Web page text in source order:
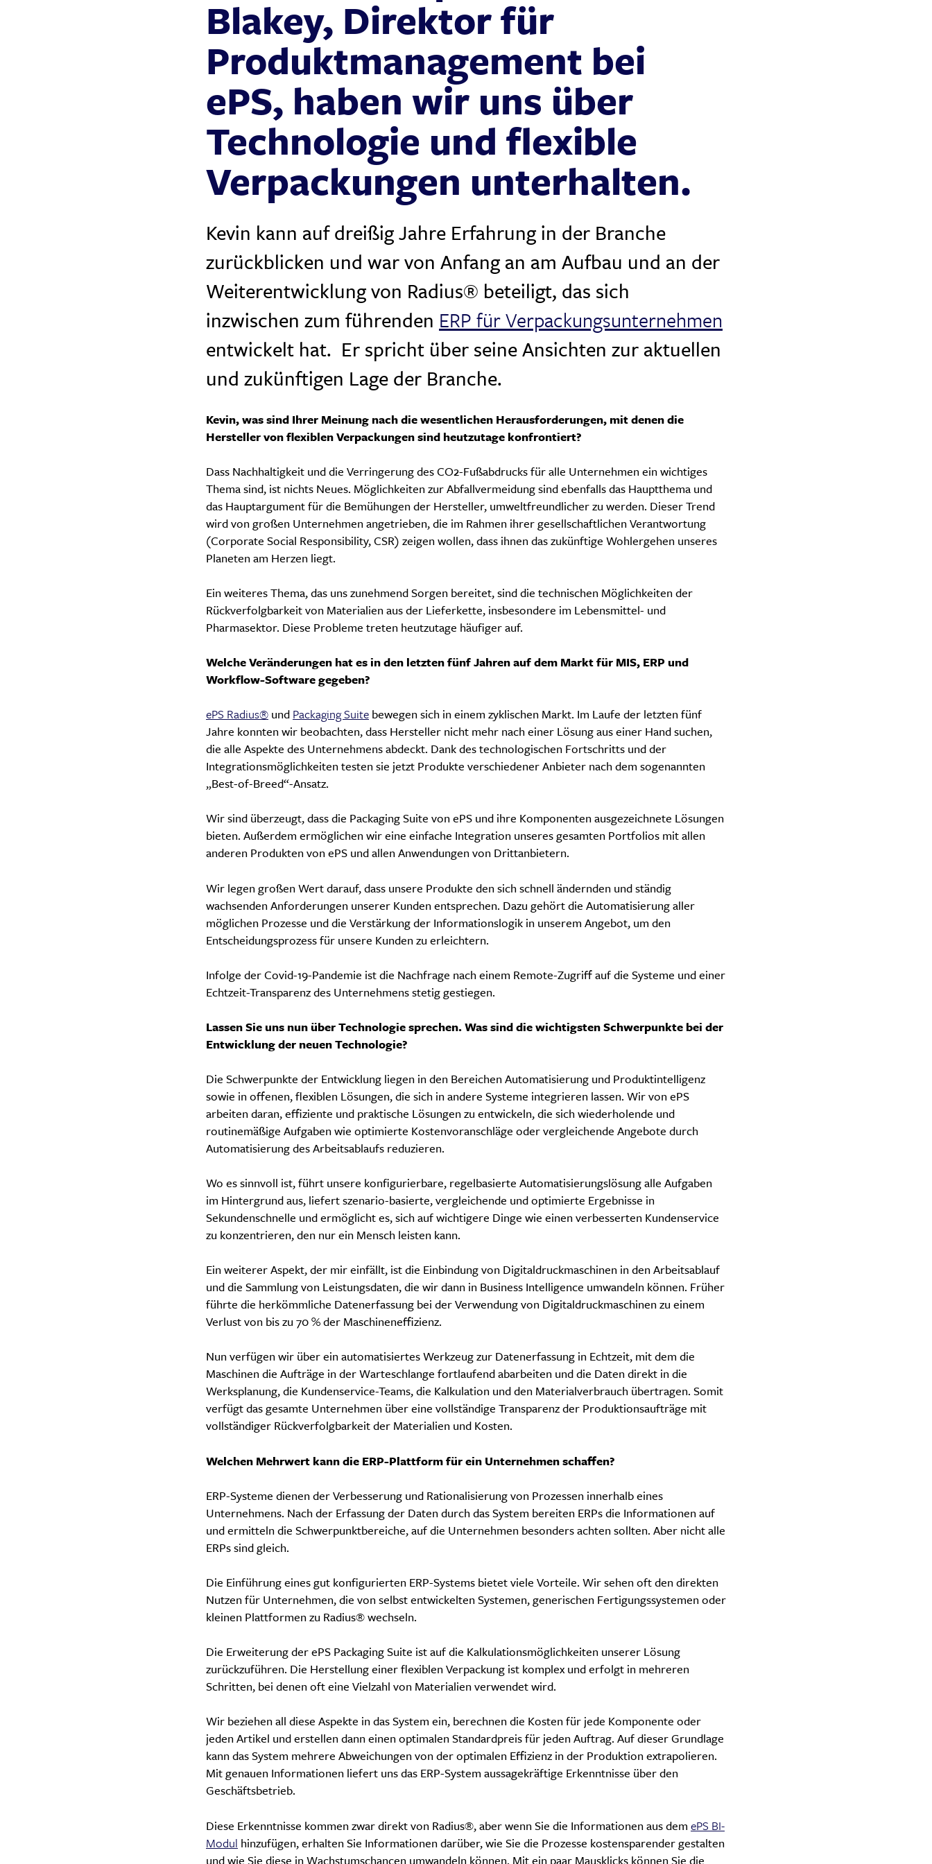
Blakey, Direktor für
Produktmanagement bei
ePS, haben wir uns über
Technologie und flexible
Verpackungen unterhalten.
Kevin kann auf dreißig Jahre Erfahrung in der Branche
zurückblicken und war von Anfang an am Aufbau und an der
Weiterentwicklung von Radius® beteiligt, das sich
inzwischen zum führenden ERP für Verpackungsunternehmen
entwickelt hat. Er spricht über seine Ansichten zur aktuellen
und zukünftigen Lage der Branche.
Kevin, was sind Ihrer Meinung nach die wesentlichen Herausforderungen, mit denen die
Hersteller von flexiblen Verpackungen sind heutzutage konfrontiert?
Dass Nachhaltigkeit und die Verringerung des CO2-Fußabdrucks für alle Unternehmen ein wichtiges
Thema sind, ist nichts Neues. Möglichkeiten zur Abfallvermeidung sind ebenfalls das Hauptthema und
das Hauptargument für die Bemühungen der Hersteller, umweltfreundlicher zu werden. Dieser Trend
wird von großen Unternehmen angetrieben, die im Rahmen ihrer gesellschaftlichen Verantwortung
(Corporate Social Responsibility, CSR) zeigen wollen, dass ihnen das zukünftige Wohlergehen unseres
Planeten am Herzen liegt.
Ein weiteres Thema, das uns zunehmend Sorgen bereitet, sind die technischen Möglichkeiten der
Rückverfolgbarkeit von Materialien aus der Lieferkette, insbesondere im Lebensmittel- und
Pharmasektor. Diese Probleme treten heutzutage häufiger auf.
Welche Veränderungen hat es in den letzten fünf Jahren auf dem Markt für MIS, ERP und
Workflow-Software gegeben?
ePS Radius® und Packaging Suite bewegen sich in einem zyklischen Markt. Im Laufe der letzten fünf
Jahre konnten wir beobachten, dass Hersteller nicht mehr nach einer Lösung aus einer Hand suchen,
die alle Aspekte des Unternehmens abdeckt. Dank des technologischen Fortschritts und der
Integrationsmöglichkeiten testen sie jetzt Produkte verschiedener Anbieter nach dem sogenannten
„Best-of-Breed“-Ansatz.
Wir sind überzeugt, dass die Packaging Suite von ePS und ihre Komponenten ausgezeichnete Lösungen
bieten. Außerdem ermöglichen wir eine einfache Integration unseres gesamten Portfolios mit allen
anderen Produkten von ePS und allen Anwendungen von Drittanbietern.
Wir legen großen Wert darauf, dass unsere Produkte den sich schnell ändernden und ständig
wachsenden Anforderungen unserer Kunden entsprechen. Dazu gehört die Automatisierung aller
möglichen Prozesse und die Verstärkung der Informationslogik in unserem Angebot, um den
Entscheidungsprozess für unsere Kunden zu erleichtern.
Infolge der Covid-19-Pandemie ist die Nachfrage nach einem Remote-Zugriff auf die Systeme und einer
Echtzeit-Transparenz des Unternehmens stetig gestiegen.
Lassen Sie uns nun über Technologie sprechen. Was sind die wichtigsten Schwerpunkte bei der
Entwicklung der neuen Technologie?
Die Schwerpunkte der Entwicklung liegen in den Bereichen Automatisierung und Produktintelligenz
sowie in offenen, flexiblen Lösungen, die sich in andere Systeme integrieren lassen. Wir von ePS
arbeiten daran, effiziente und praktische Lösungen zu entwickeln, die sich wiederholende und
routinemäßige Aufgaben wie optimierte Kostenvoranschläge oder vergleichende Angebote durch
Automatisierung des Arbeitsablaufs reduzieren.
Wo es sinnvoll ist, führt unsere konfigurierbare, regelbasierte Automatisierungslösung alle Aufgaben
im Hintergrund aus, liefert szenario-basierte, vergleichende und optimierte Ergebnisse in
Sekundenschnelle und ermöglicht es, sich auf wichtigere Dinge wie einen verbesserten Kundenservice
zu konzentrieren, den nur ein Mensch leisten kann.
Ein weiterer Aspekt, der mir einfällt, ist die Einbindung von Digitaldruckmaschinen in den Arbeitsablauf
und die Sammlung von Leistungsdaten, die wir dann in Business Intelligence umwandeln können. Früher
führte die herkömmliche Datenerfassung bei der Verwendung von Digitaldruckmaschinen zu einem
Verlust von bis zu 70 % der Maschineneffizienz.
Nun verfügen wir über ein automatisiertes Werkzeug zur Datenerfassung in Echtzeit, mit dem die
Maschinen die Aufträge in der Warteschlange fortlaufend abarbeiten und die Daten direkt in die
Werksplanung, die Kundenservice-Teams, die Kalkulation und den Materialverbrauch übertragen. Somit
verfügt das gesamte Unternehmen über eine vollständige Transparenz der Produktionsaufträge mit
vollständiger Rückverfolgbarkeit der Materialien und Kosten.
Welchen Mehrwert kann die ERP-Plattform für ein Unternehmen schaffen?
ERP-Systeme dienen der Verbesserung und Rationalisierung von Prozessen innerhalb eines
Unternehmens. Nach der Erfassung der Daten durch das System bereiten ERPs die Informationen auf
und ermitteln die Schwerpunktbereiche, auf die Unternehmen besonders achten sollten. Aber nicht alle
ERPs sind gleich.
Die Einführung eines gut konfigurierten ERP-Systems bietet viele Vorteile. Wir sehen oft den direkten
Nutzen für Unternehmen, die von selbst entwickelten Systemen, generischen Fertigungssystemen oder
kleinen Plattformen zu Radius® wechseln.
Die Erweiterung der ePS Packaging Suite ist auf die Kalkulationsmöglichkeiten unserer Lösung
zurückzuführen. Die Herstellung einer flexiblen Verpackung ist komplex und erfolgt in mehreren
Schritten, bei denen oft eine Vielzahl von Materialien verwendet wird.
Wir beziehen all diese Aspekte in das System ein, berechnen die Kosten für jede Komponente oder
jeden Artikel und erstellen dann einen optimalen Standardpreis für jeden Auftrag. Auf dieser Grundlage
kann das System mehrere Abweichungen von der optimalen Effizienz in der Produktion extrapolieren.
Mit genauen Informationen liefert uns das ERP-System aussagekräftige Erkenntnisse über den
Geschäftsbetrieb.
Diese Erkenntnisse kommen zwar direkt von Radius®, aber wenn Sie die Informationen aus dem ePS BI-
Modul hinzufügen, erhalten Sie Informationen darüber, wie Sie die Prozesse kostensparender gestalten
und wie Sie diese in Wachstumschancen umwandeln können. Mit ein paar Mausklicks können Sie die